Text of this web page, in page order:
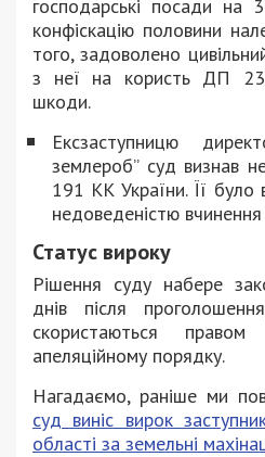
господарські посади на
конфіскацію половини
того, задоволено
з неї на користь ДП
шкоди.
Ексзаступницю
землероб” суд визнав
191 КК України. Її було
недоведеністю
Статус вироку
Рішення суду набере
днів після
скористаються
апеляційному порядку.
Нагадаємо, раніше ми
суд виніс вирок
області за земельні